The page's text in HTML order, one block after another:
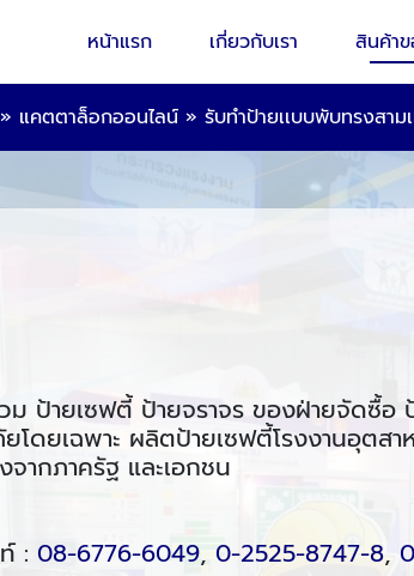
หน้าแรก เกี่ยวกับเรา สินค้าข
» แคตตาล็อกออนไลน์ » รับทำป้ายเเบบพับทรงสาม
ม ป้ายเซฟตี้ ป้ายจราจร ของฝ่ายจัดซื้
โดยเฉพาะ ผลิตป้ายเซฟตี้โรงงานอุตส
จากภาครัฐ และเอกชน
: 08-6776-6049, 0-2525-8747-8,